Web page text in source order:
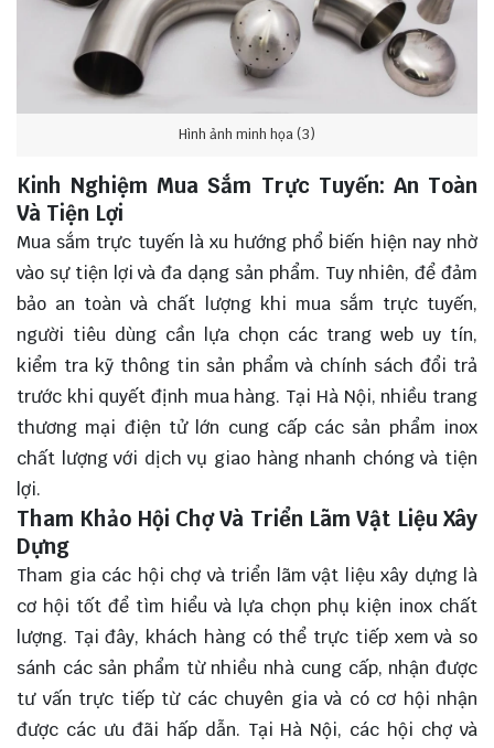
Hình ảnh minh họa (3)
Kinh Nghiệm Mua Sắm Trực Tuyến: An Toàn
Và Tiện Lợi
Mua sắm trực tuyến là xu hướng phổ biến hiện nay nhờ
vào sự tiện lợi và đa dạng sản phẩm. Tuy nhiên, để đảm
bảo an toàn và chất lượng khi mua sắm trực tuyến,
người tiêu dùng cần lựa chọn các trang web uy tín,
kiểm tra kỹ thông tin sản phẩm và chính sách đổi trả
trước khi quyết định mua hàng. Tại Hà Nội, nhiều trang
thương mại điện tử lớn cung cấp các sản phẩm inox
chất lượng với dịch vụ giao hàng nhanh chóng và tiện
lợi.
Tham Khảo Hội Chợ Và Triển Lãm Vật Liệu Xây
Dựng
Tham gia các hội chợ và triển lãm vật liệu xây dựng là
cơ hội tốt để tìm hiểu và lựa chọn phụ kiện inox chất
lượng. Tại đây, khách hàng có thể trực tiếp xem và so
sánh các sản phẩm từ nhiều nhà cung cấp, nhận được
tư vấn trực tiếp từ các chuyên gia và có cơ hội nhận
được các ưu đãi hấp dẫn. Tại Hà Nội, các hội chợ và